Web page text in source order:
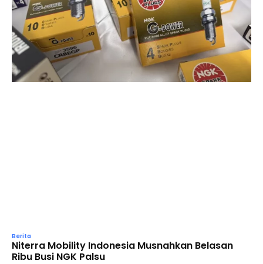
Berita
Niterra Mobility Indonesia Musnahkan Belasan
Ribu Busi NGK Palsu